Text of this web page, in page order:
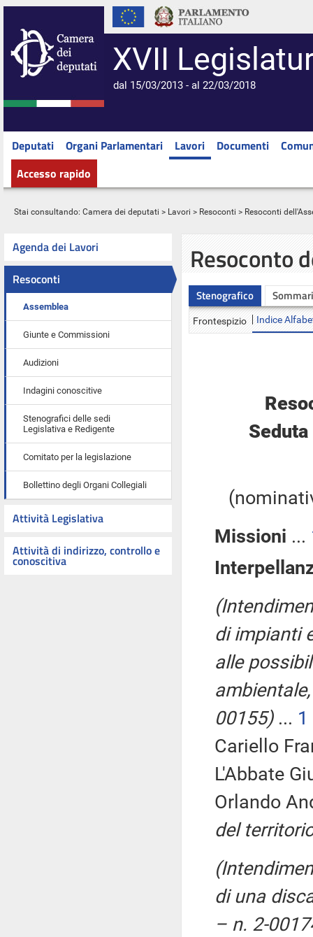
XVII
dal 15/03/2013 - al 22/03/2018
Deputati Organi Parlamentari Lavori Documenti
Accesso rapido
Stai consultando: Camera dei deputati > Lavori > Resoconti > Resoconti
Agenda dei Lavori
Resoconti
Assemblea
Giunte e Commissioni
Audizioni
Indagini conoscitive
Stenografici delle sedi
Legislativa e Redigente
Comitato per la legislazione
Bollettino degli Organi Collegiali
Attività Legislativa
Attività di indirizzo, controllo e
conoscitiva
Resoconto
Stenografico
Frontespizio Indice
Missioni ...
di impianti
alle
00155)... 1
Cariello
L'Abbate
Orlando
del
di una
– n. 2-